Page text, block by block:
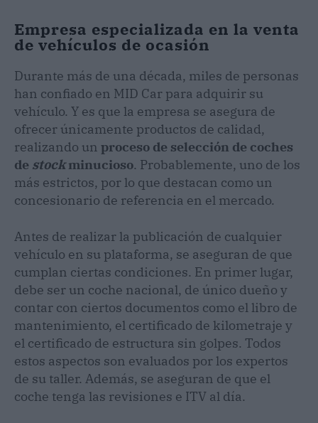
Empresa especializada en la venta
de vehículos de ocasión
Durante más de una década, miles de personas
han confiado en MID Car para adquirir su
vehículo. Y es que la empresa se asegura de
ofrecer únicamente productos de calidad,
realizando un proceso de selección de coches
de stockminucioso. Probablemente, uno de los
más estrictos, por lo que destacan como un
concesionario de referencia en el mercado.
Antes de realizar la publicación de cualquier
vehículo en su plataforma, se aseguran de que
cumplan ciertas condiciones. En primer lugar,
debe ser un coche nacional, de único dueño y
contar con ciertos documentos como el libro de
mantenimiento, el certificado de kilometraje y
el certificado de estructura sin golpes. Todos
estos aspectos son evaluados por los expertos
de su taller. Además, se aseguran de que el
coche tenga las revisiones e ITV al día.